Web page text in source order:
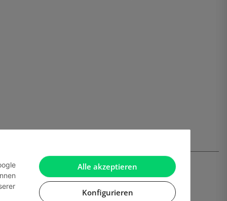
Alle akzeptieren
Konfigurieren